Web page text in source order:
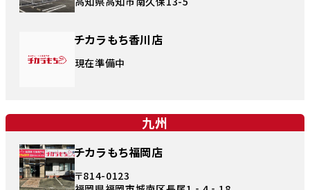
チカラもち香川店
現在準備中
九州
チカラもち福岡店
〒814-0123